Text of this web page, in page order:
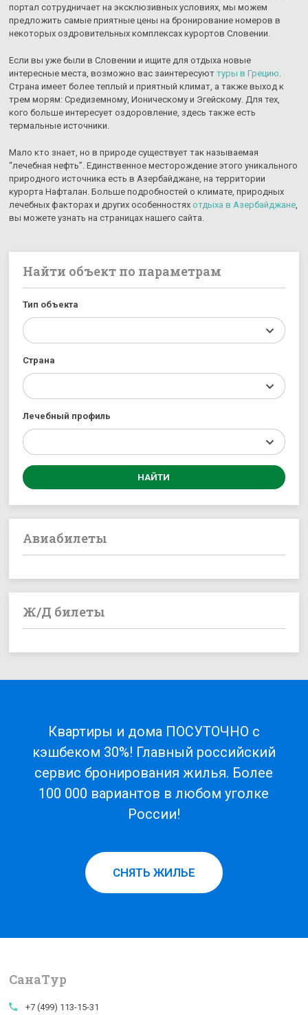
портал сотрудничает на эксклюзивных условиях, мы можем
предложить самые приятные цены на бронирование номеров в
некоторых оздровительных комплексах курортов Словении.
Если вы уже были в Словении и ищите для отдыха новые
интересные места, возможно вас заинтересуюттуры в Грецию
Страна имеет более теплый и приятный климат, а также выход к
трем морям: Средиземному, Ионическому и Эгейскому. Для тех,
кого больше интересует оздоровление, здесь также есть
термальные источники.
Мало кто знает, но в природе существует так называемая
“лечебная нефть”. Единственное месторождение этого уникального
природного источника есть в Азербайджане, на территории
курорта Нафталан. Больше подробностей о климате, природных
лечебных факторах и других особенностяхотдыха в Азербайджане
вы можете узнать на страницах нашего сайта.
Найти объект по параметрам
Тип объекта
Страна
Лечебный профиль
Авиабилеты
Ж/Д билеты
Квартиры и дома ПОСУТОЧНО с
кэшбеком 30%! Главный российский
сервис бронирования жилья. Более
100 000 вариантов в любом уголке
России!
СНЯТЬ ЖИЛЬЕ
СанаTур
call +7 (499) 113-15-31